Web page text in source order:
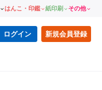
はんこ・印鑑 紙印刷 その他
ログイン 新規会員登録